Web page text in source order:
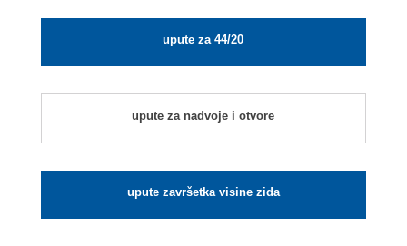
upute za 44/20
upute za nadvoje i otvore
upute završetka visine zida